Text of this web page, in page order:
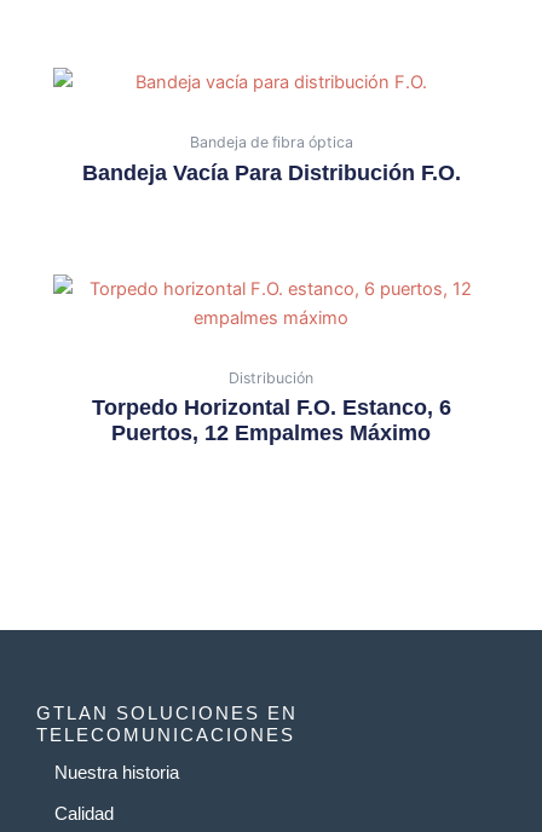
Bandeja de fibra óptica
Bandeja Vacía Para Distribución F.O.
Distribución
Torpedo Horizontal F.O. Estanco, 6
Puertos, 12 Empalmes Máximo
GTLAN SOLUCIONES EN
TELECOMUNICACIONES
Nuestra historia
Calidad